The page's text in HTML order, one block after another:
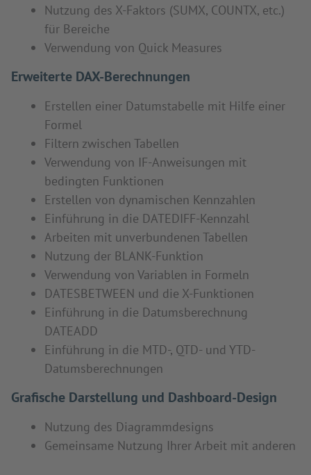
Nutzung des X-Faktors (SUMX, COUNTX, etc.)
für Bereiche
Verwendung von Quick Measures
Erweiterte DAX-Berechnungen
Erstellen einer Datumstabelle mit Hilfe einer
Formel
Filtern zwischen Tabellen
Verwendung von IF-Anweisungen mit
bedingten Funktionen
Erstellen von dynamischen Kennzahlen
Einführung in die DATEDIFF-Kennzahl
Arbeiten mit unverbundenen Tabellen
Nutzung der BLANK-Funktion
Verwendung von Variablen in Formeln
DATESBETWEEN und die X-Funktionen
Einführung in die Datumsberechnung
DATEADD
Einführung in die MTD-, QTD- und YTD-
Datumsberechnungen
Grafische Darstellung und Dashboard-Design
Nutzung des Diagrammdesigns
Gemeinsame Nutzung Ihrer Arbeit mit anderen